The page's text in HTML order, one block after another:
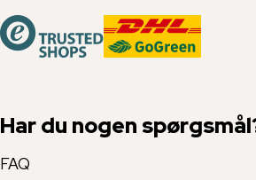
Har du nogen
FAQ